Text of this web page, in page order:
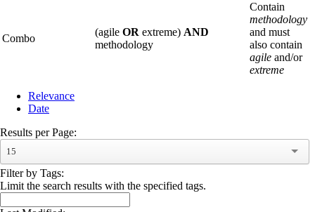
Combo
(agile OR extreme) AND
methodology
Contain
methodology
and must
also contain
agile and/or
extreme
Relevance
Date
Results per Page:
15
Filter by Tags:
Limit the search results with the specified tags.